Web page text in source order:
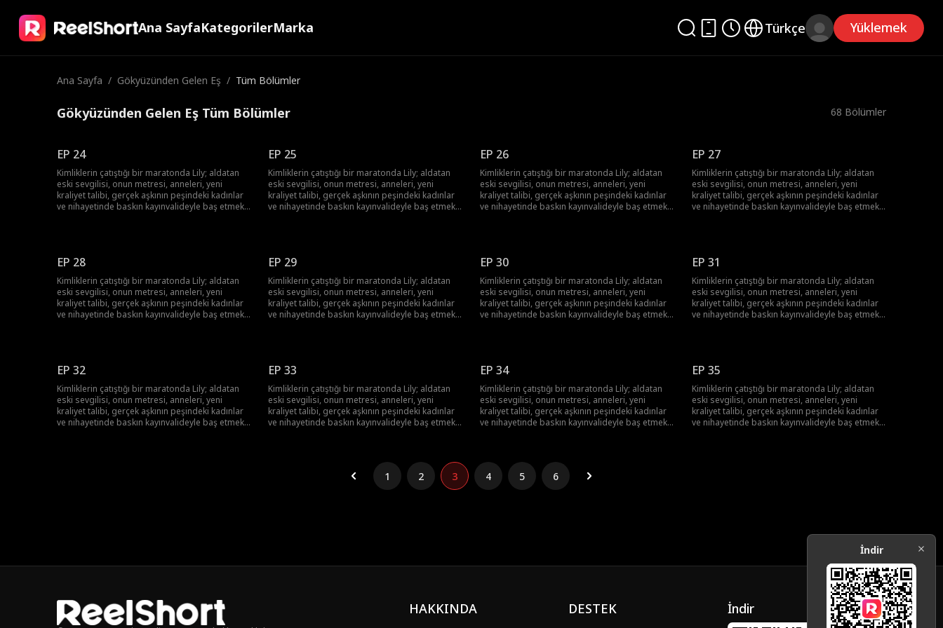
Ana SayfaKategorilerMarka Türkçe Yüklemek
Ana Sayfa / Gökyüzünden Gelen Eş / Tüm Bölümler
Gökyüzünden Gelen Eş Tüm Bölümler 68 Bölümler
EP 24
Kimliklerin çatıştığı bir maratonda Lily; aldatan
eski sevgilisi, onun metresi, anneleri, yeni
kraliyet talibi, gerçek aşkının peşindeki kadınlar
ve nihayetinde baskın kayınvalideyle baş etmek
EP 25
Kimliklerin çatıştığı bir maratonda Lily; aldatan
eski sevgilisi, onun metresi, anneleri, yeni
kraliyet talibi, gerçek aşkının peşindeki kadınlar
ve nihayetinde baskın kayınvalideyle baş etmek
EP 26
Kimliklerin çatıştığı bir maratonda Lily; aldatan
eski sevgilisi, onun metresi, anneleri, yeni
kraliyet talibi, gerçek aşkının peşindeki kadınlar
ve nihayetinde baskın kayınvalideyle baş etmek
EP 27
Kimliklerin çatıştığı bir maratonda Lily; aldatan
eski sevgilisi, onun metresi, anneleri, yeni
kraliyet talibi, gerçek aşkının peşindeki kadınlar
ve nihayetinde baskın kayınvalideyle baş etmek
EP 28
Kimliklerin çatıştığı bir maratonda Lily; aldatan
eski sevgilisi, onun metresi, anneleri, yeni
kraliyet talibi, gerçek aşkının peşindeki kadınlar
ve nihayetinde baskın kayınvalideyle baş etmek
EP 29
Kimliklerin çatıştığı bir maratonda Lily; aldatan
eski sevgilisi, onun metresi, anneleri, yeni
kraliyet talibi, gerçek aşkının peşindeki kadınlar
ve nihayetinde baskın kayınvalideyle baş etmek
EP 30
Kimliklerin çatıştığı bir maratonda Lily; aldatan
eski sevgilisi, onun metresi, anneleri, yeni
kraliyet talibi, gerçek aşkının peşindeki kadınlar
ve nihayetinde baskın kayınvalideyle baş etmek
EP 31
Kimliklerin çatıştığı bir maratonda Lily; aldatan
eski sevgilisi, onun metresi, anneleri, yeni
kraliyet talibi, gerçek aşkının peşindeki kadınlar
ve nihayetinde baskın kayınvalideyle baş etmek
EP 32
Kimliklerin çatıştığı bir maratonda Lily; aldatan
eski sevgilisi, onun metresi, anneleri, yeni
kraliyet talibi, gerçek aşkının peşindeki kadınlar
ve nihayetinde baskın kayınvalideyle baş etmek
EP 33
Kimliklerin çatıştığı bir maratonda Lily; aldatan
eski sevgilisi, onun metresi, anneleri, yeni
kraliyet talibi, gerçek aşkının peşindeki kadınlar
ve nihayetinde baskın kayınvalideyle baş etmek
EP 34
Kimliklerin çatıştığı bir maratonda Lily; aldatan
eski sevgilisi, onun metresi, anneleri, yeni
kraliyet talibi, gerçek aşkının peşindeki kadınlar
ve nihayetinde baskın kayınvalideyle baş etmek
EP 35
Kimliklerin çatıştığı bir maratonda Lily; aldatan
eski sevgilisi, onun metresi, anneleri, yeni
kraliyet talibi, gerçek aşkının peşindeki kadınlar
ve nihayetinde baskın kayınvalideyle baş etmek
1 2 3 4 5 6
HAKKINDA DESTEK İndir
İndir